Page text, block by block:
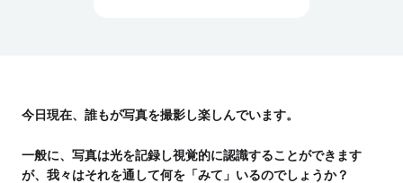
今日現在、誰もが写真を撮影し楽しんでいます。
一般に、写真は光を記録し視覚的に認識することができます
が、我々はそれを通して何を「みて」いるのでしょうか？